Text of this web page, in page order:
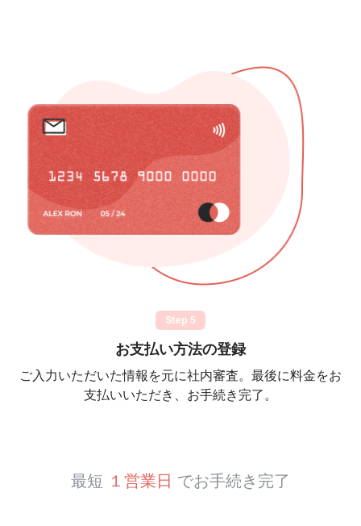
Step 5
お支払い方法の登録
ご入力いただいた情報を元に社内審査。最後に料金をお
支払いいただき、お手続き完了。
最短 １営業日 でお手続き完了